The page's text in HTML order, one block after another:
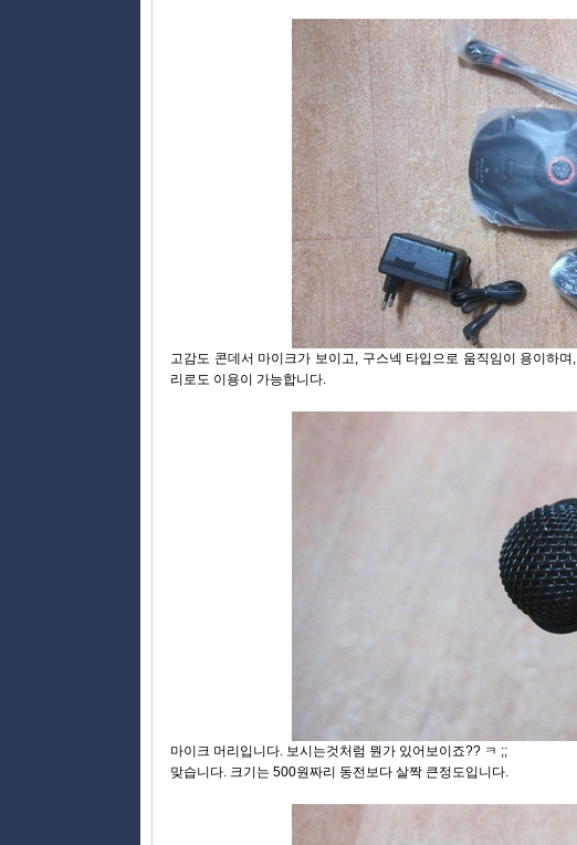
고감도 콘데서 마이크가 보이고, 구스넥 타입으로 움직임이 용이하
리로도 이용이 가능합니다.
마이크 머리입니다. 보시는것처럼 뭔가 있어보이죠?? ㅋ ;;
맞습니다. 크기는 500원짜리 동전보다 살짝 큰정도입니다.